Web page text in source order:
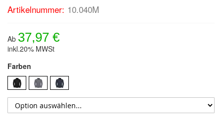
Artikelnummer: 10.040M
Ab 37,97 €
inkl.20% MWSt
Farben